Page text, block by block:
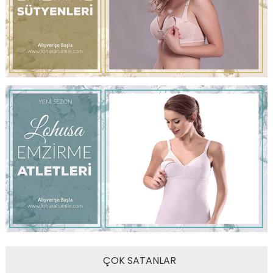
ÇOK SATANLAR